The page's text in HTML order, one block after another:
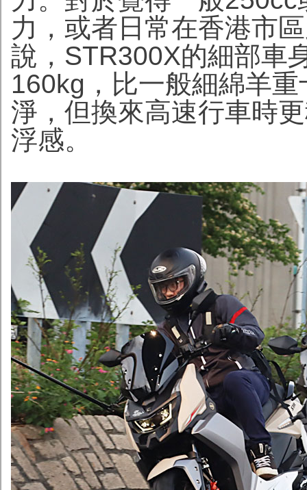
力，或者日常在香港市
說，STR300X的細部車
160kg，比一般細綿羊
淨，但換來高速行車時
浮感。